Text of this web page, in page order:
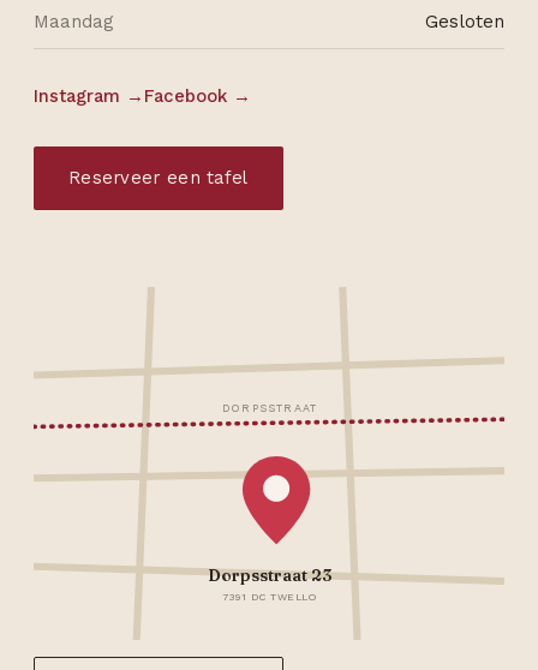
Maandag Gesloten
Instagram → Facebook →
Reserveer een tafel
DORPSSTRAAT
Dorpsstraat 23
7391 DC TWELLO